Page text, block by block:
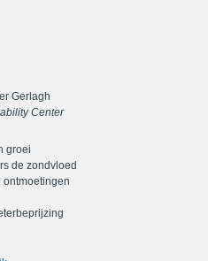
Gerlagh
Center
groei
de zondvloed
ontmoetingen